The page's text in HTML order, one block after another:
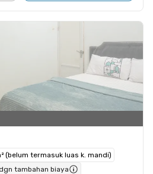
(belum termasuk luas k. mandi)
tambahan biaya